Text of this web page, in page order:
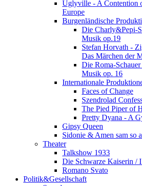
Uglyville - A Contention
Europe
Burgenländische
Die Charly&Pepi-
Musik op.19
Stefan Horvath -
Das Märchen der
Die Roma-
Musik op. 16
Internationale
Faces of Change
Szendrolad
The Pied Piper of
Pretty Dyana - A
Gipsy Queen
Sidonie & Amen sam so
Theater
Talkshow 1933
Die Schwarze Kaiserin /
Romano Svato
Politik&Gesellschaft